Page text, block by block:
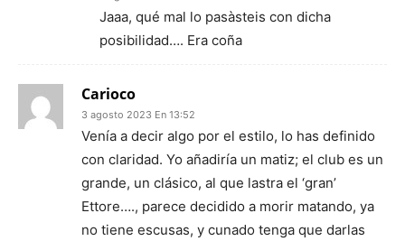
Jaaa, qué mal lo pasàsteis con dicha
posibilidad…. Era coña
Carioco
3 agosto 2023 En 13:52
Venía a decir algo por el estilo, lo has definido
con claridad. Yo añadiría un matiz; el club es un
grande, un clásico, al que lastra el ‘gran’
Ettore…., parece decidido a morir matando, ya
no tiene escusas, y cunado tenga que darlas